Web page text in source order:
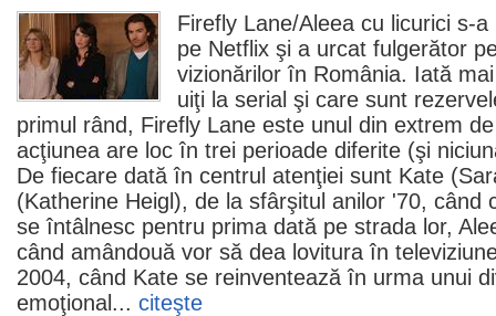
Firefly Lane/Aleea cu licurici s-a
pe Netflix şi a urcat fulgerător
vizionărilor în România. Iată
uiţi la serial şi care sunt
primul rând, Firefly Lane este unul din extrem
acţiunea are loc în trei perioade diferite (şi
De fiecare dată în centrul atenţiei sunt Kate (
(Katherine Heigl ), de la sfârşitul anilor '70, când
se întâlnesc pentru prima dată pe strada lor,
când amândouă vor să dea lovitura în
2004, când Kate se reinventează în urma unui
emoţional... citeşte